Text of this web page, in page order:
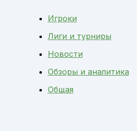
Игроки
Лиги и турниры
Новости
Обзоры и аналитика
Общая